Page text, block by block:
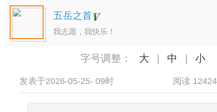
五岳之首
我志愿，我快乐！
字号调整： 大 | 中 | 小
发表于2026-05-25- 09时 阅读